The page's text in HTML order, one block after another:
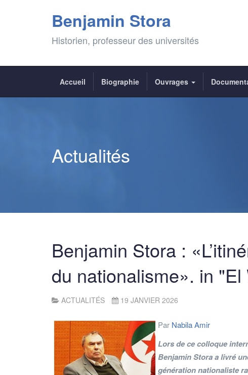
Benjamin Stora
Historien, professeur des universités
Accueil Biographie Ouvrages
Actualités
Benjamin Stora :
du nationalisme». in
ACTUALITÉS
19 JANVIER 2026
Par Nabila Amir
Lors de ce colloque
Benjamin Stora a livré
génération nationaliste